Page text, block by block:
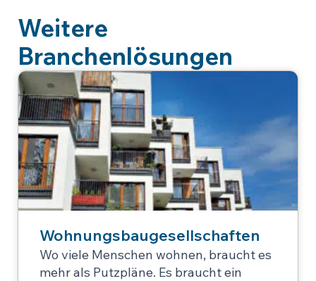
Weitere
Branchenlösungen
Wohnungsbaugesellschaften
Wo viele Menschen wohnen, braucht es
mehr als Putzpläne. Es braucht ein